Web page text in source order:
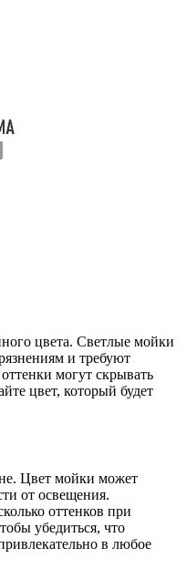
цвета. Светлые мойки
и требуют
могут скрывать
цвет, который будет
Цвет мойки может
от освещения.
оттенков при
убедиться, что
в любое